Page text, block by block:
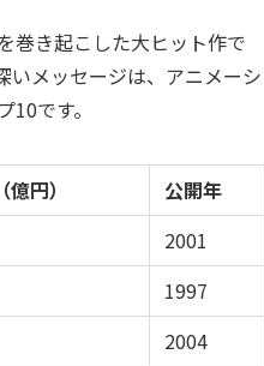
巻き起こした大ヒット作で
いメッセージは、アニメーシ
です。
円）
公開年
2001
1997
2004